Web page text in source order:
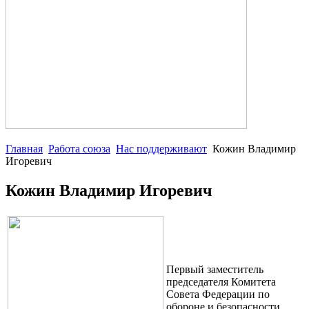
Главная Работа союза Нас поддерживают Кожин Владимир
Игоревич
Кожин Владимир Игоревич
Первый заместитель
председателя Комитета
Совета Федерации по
обороне и безопасности